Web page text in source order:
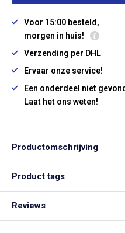
Voor 15:00 besteld,
morgen in huis!
Verzending per DHL
Ervaar onze service!
Een onderdeel niet
Laat het ons weten!
Productomschrijving
Product tags
Reviews